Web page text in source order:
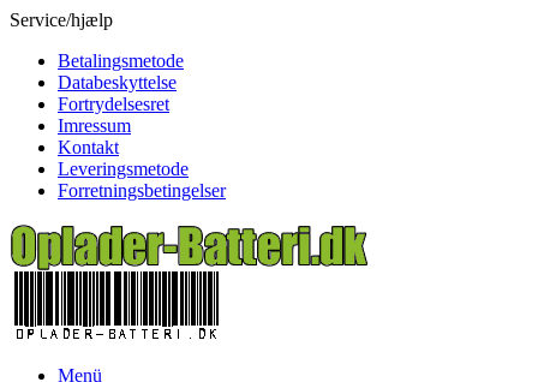
Service/hjælp
Betalingsmetode
Databeskyttelse
Fortrydelsesret
Imressum
Kontakt
Leveringsmetode
Forretningsbetingelser
Menü